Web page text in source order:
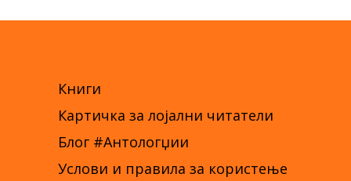
Книги
Картичка за лојални читатели
Блог #Антологџии
Услови и правила за користење